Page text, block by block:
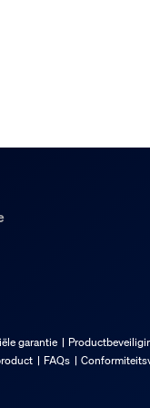
garantie
FAQs